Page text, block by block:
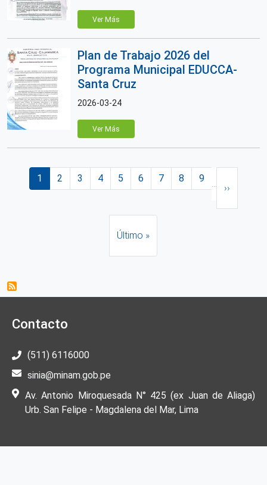
Ver Más
Plan de Trabajo 2026 del
Programa Municipal EDUCCA-
Santa Cruz
2026-03-24
Ver Más
Paginación
Página actual
1 Página
2 Página
3 Página
4 Página
5 Página
6 Página
7 Página
8 Página
9 …
››
Último »
Contacto
(511) 6116000
sinia@minam.gob.pe
Av. Antonio Miroquesada N° 425 (ex Juan de Aliaga)
Urb. San Felipe - Magdalena del Mar, Lima